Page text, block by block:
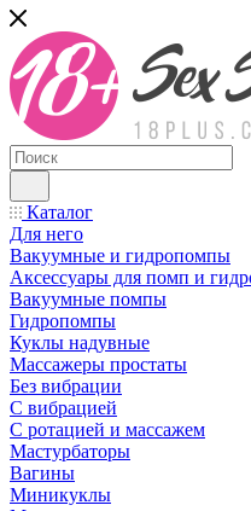
Каталог
Для него
Вакуумные и гидропомпы
Аксессуары для помп и
Вакуумные помпы
Гидропомпы
Куклы надувные
Массажеры простаты
Без вибрации
С вибрацией
С ротацией и массажем
Мастурбаторы
Вагины
Миникуклы